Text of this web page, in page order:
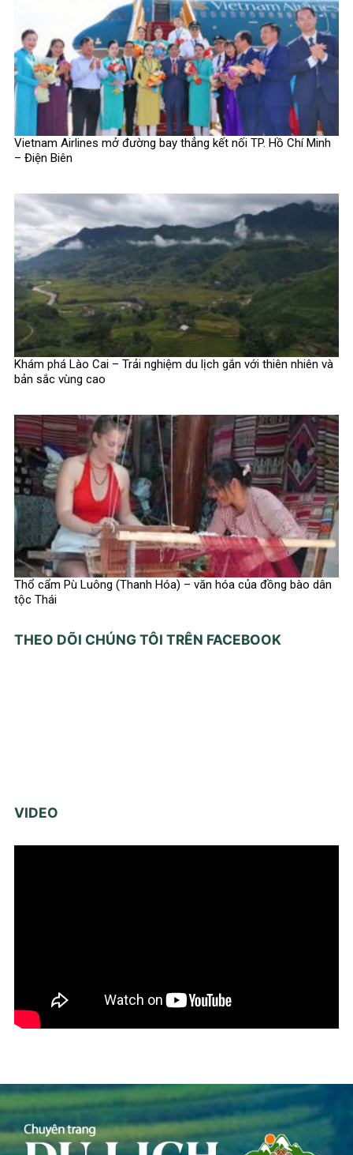
Vietnam Airlines mở đường bay thẳng kết nối TP. Hồ Chí Minh
– Điện Biên
Khám phá Lào Cai – Trải nghiệm du lịch gắn với thiên nhiên và
bản sắc vùng cao
Thổ cẩm Pù Luông (Thanh Hóa) – văn hóa của đồng bào dân
tộc Thái
THEO DÕI CHÚNG TÔI TRÊN FACEBOOK
VIDEO